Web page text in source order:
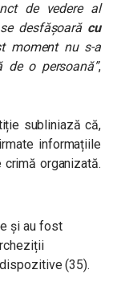
de vedere al
desfăşoară cu
moment nu s-a
de o persoană”,
subliniază că,
informațiile
organizată.
şi au fost
(35).